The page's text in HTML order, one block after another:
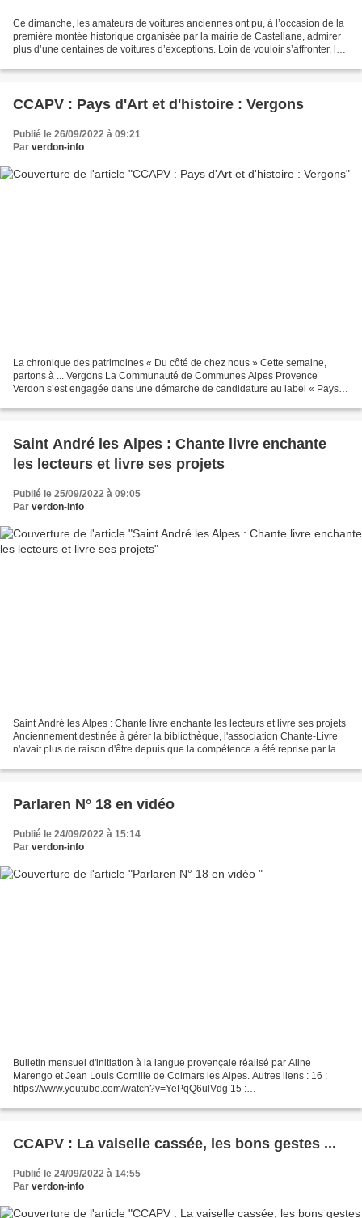
Ce dimanche, les amateurs de voitures anciennes ont pu, à l’occasion de la
première montée historique organisée par la mairie de Castellane, admirer
plus d’une centaines de voitures d’exceptions. Loin de vouloir s’affronter, les
CCAPV : Pays d'Art et d'histoire : Vergons
Publié le 26/09/2022 à 09:21
Par verdon-info
La chronique des patrimoines « Du côté de chez nous » Cette semaine,
partons à ... Vergons La Communauté de Communes Alpes Provence
Verdon s’est engagée dans une démarche de candidature au label « Pays
Saint André les Alpes : Chante livre enchante
les lecteurs et livre ses projets
Publié le 25/09/2022 à 09:05
Par verdon-info
Saint André les Alpes : Chante livre enchante les lecteurs et livre ses projets
Anciennement destinée à gérer la bibliothèque, l'association Chante-Livre
n'avait plus de raison d'être depuis que la compétence a été reprise par la
Parlaren N° 18 en vidéo
Publié le 24/09/2022 à 15:14
Par verdon-info
Bulletin mensuel d'initiation à la langue provençale réalisé par Aline
Marengo et Jean Louis Cornille de Colmars les Alpes. Autres liens : 16 :
https://www.youtube.com/watch?v=YePqQ6ulVdg 15 :
https://www.youtube.com/watch?v=PGTRLCK5VmY...
CCAPV : La vaiselle cassée, les bons gestes ...
Publié le 24/09/2022 à 14:55
Par verdon-info